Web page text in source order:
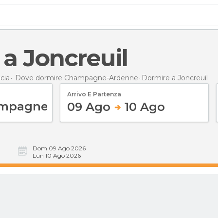
a Joncreuil
Dove dormire Champagne-Ardenne Dormire a Joncreuil
Arrivo E Partenza
09 Ago 10 Ago
Dom 09 Ago 2026
Lun 10 Ago 2026